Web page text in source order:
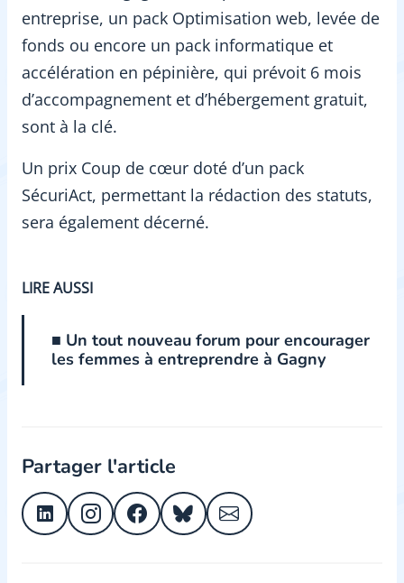
entreprise, un pack Optimisation web, levée de
fonds ou encore un pack informatique et
accélération en pépinière, qui prévoit 6 mois
d’accompagnement et d’hébergement gratuit,
sont à la clé.
Un prix Coup de cœur doté d’un pack
SécuriAct, permettant la rédaction des statuts,
sera également décerné.
LIRE AUSSI
■ Un tout nouveau forum pour encourager
les femmes à entreprendre à Gagny
Partager l'article